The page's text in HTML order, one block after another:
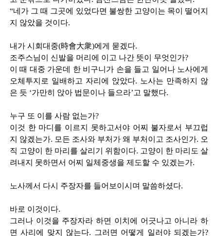
“네가 그 때 그곳에 있었다면 불쌍한 고양이는 목이 떨어지
지 않았을 것이다.
내가 시회대중(時會大衆)에게 묻겠다.
조주스님이 신발을 머리에 이고 나간 뜻이 무엇인가?
이 때 대중 가운데 한 비구니가 손을 들고 일어나 노사에게
오체투지로 일배하고 자리에 앉았다. 노사는 만족하지 않
은 듯 ‘가만히 앉아 법문이나 들으라’고 말했다.
누구 또 이를 사람 없는가?
이것 한 마디를 이르지 못하고서야 어찌 불자로서 부끄럽
지 않겠는가. 모든 조사와 부처가 왜 부처이고 조사인가. 오
직 고양이 한 마리를 살리기 위함이다. 고양이 한 마리도 살
려내지 못하면서 어찌 일체중생을 제도할 수 있겠는가.
노사께서 다시 주장자를 들어보이시며 말씀하셨다.
바로 이것이다.
그러나 이것을 주장자라 하면 이치에 어긋나고 아니라 하
면 사리에 맞지 않는다. 그러면 어떻게 일러야 되겠는가?